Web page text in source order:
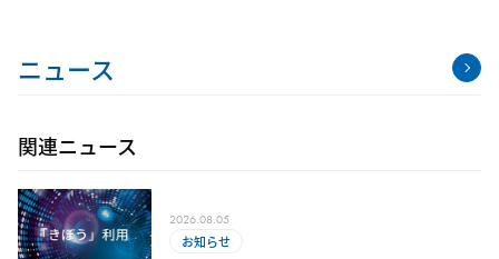
ニュース
関連ニュース
2026.08.05
お知らせ